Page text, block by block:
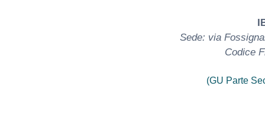
Sede: via
Codice
(GU Parte